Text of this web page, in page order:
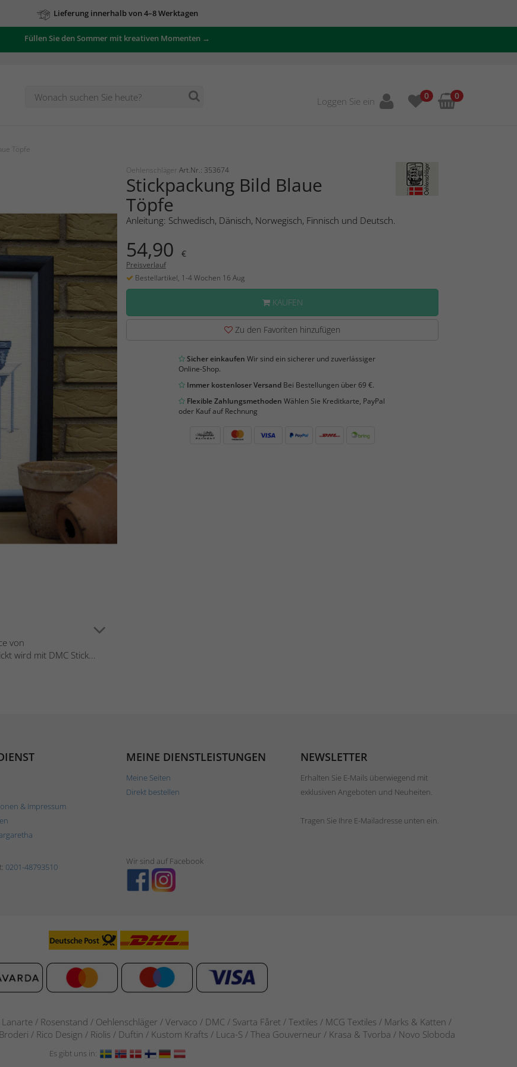
Lieferung innerhalb von 4–8 Werktagen
Zu unseren Angeboten
Füllen Sie den Sommer mit kreativen Momenten →
Loggen Sie ein 0 0
Töpfe
von
wird mit DMC Stick...
Oehlenschläger Art.Nr.: 353674
Stickpackung Bild Blaue
Töpfe
Anleitung: Schwedisch, Dänisch, Norwegisch, Finnisch und Deutsch.
54,90 €
Preisverlauf
Bestellartikel, 1-4 Wochen 16 Aug
KAUFEN
Zu den Favoriten hinzufügen
Sicher einkaufen Wir sind ein sicherer und zuverlässiger
Online-Shop.
Immer kostenloser VersandBei Bestellungen über 69 €.
Flexible Zahlungsmethoden Wählen Sie Kreditkarte, PayPal
oder Kauf auf Rechnung
& Impressum
MEINE DIENSTLEISTUNGEN
Meine Seiten
Direkt bestellen
NEWSLETTER
Erhalten Sie E-Mails überwiegend mit
exklusiven Angeboten und Neuheiten.
Tragen Sie Ihre E-Mailadresse unten ein.
0201-48793510
Wir sind auf Facebook
/ Rosenstand / Oehlenschläger / Vervaco / DMC / Svarta Fåret / Textiles / MCG Textiles / Marks & Katten /
/ Rico Design / Riolis / Duftin / Kustom Krafts / Luca-S / Thea Gouverneur / Krasa & Tvorba / Novo Sloboda
Es gibt uns in: